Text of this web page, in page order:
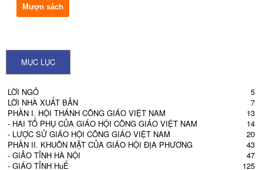
Mượn sách
MỤC LỤC
LỜI NGỎ
5
LỜI NHÀ XUẤT BẢN
7
PHẦN I. HỘI THÁNH CÔNG GIÁO VIỆT NAM
13
- HAI TỔ PHỤ CỦA GIÁO HỘI CÔNG GIÁO VIỆT NAM
14
- LƯỢC SỬ GIÁO HỘI CÔNG GIÁO VIỆT NAM
20
PHẦN II. KHUÔN MẶT CỦA GIÁO HỘI ĐỊA PHƯƠNG
43
- GIẢO TỈNH HÀ NỘI
47
- GIÁO TỈNH HuẾ
125